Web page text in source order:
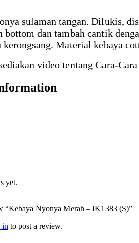
sulaman tangan. Dilukis,
dan tambah cantik
kerongsang. Material kebaya
video tentang Cara-
yet.
“Kebaya Nyonya Merah – IK1383 (S)”
in to post a review.